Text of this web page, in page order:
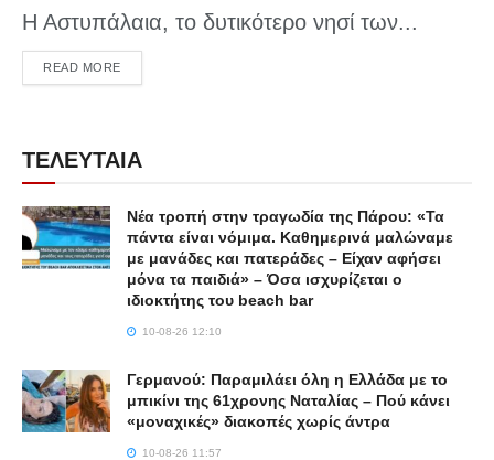
Η Αστυπάλαια, το δυτικότερο νησί των...
READ MOREDETAILS
ΤΕΛΕΥΤΑΙΑ
Νέα τροπή στην τραγωδία της Πάρου: «Τα
πάντα είναι νόμιμα. Καθημερινά μαλώναμε
με μανάδες και πατεράδες – Είχαν αφήσει
μόνα τα παιδιά» – Όσα ισχυρίζεται ο
ιδιοκτήτης του beach bar
10-08-26 12:10
Γερμανού: Παραμιλάει όλη η Ελλάδα με το
μπικίνι της 61χρονης Ναταλίας – Πού κάνει
«μοναχικές» διακοπές χωρίς άντρα
10-08-26 11:57